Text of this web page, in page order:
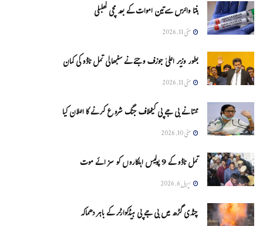
ہنتا وائرس سےتین اموات کے بعد مچی کھلبلی
مئی 11, 2026
بطور وزیر اعلیٰ جوزف وجئے نے سنبھالی تمل ناڈو کی کمان
مئی 11, 2026
ممتا نے بی جے پی کیخلاف جنگ شروع کرنے کا اعلان کیا
مئی 10, 2026
تمل ناڈو کے 9 پولیس اہلکاروں کو سزائے موت
اپریل 6, 2026
چنڈی گڑھ میں بی جے پی ہیڈکوارٹر کے باہر دھماکہ